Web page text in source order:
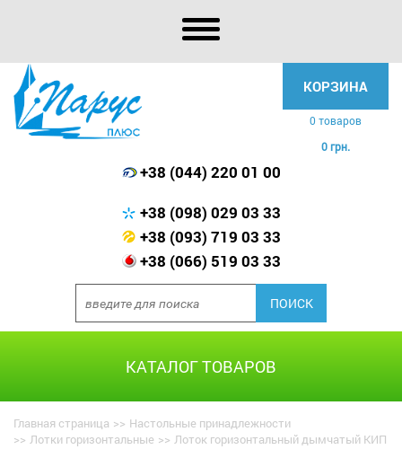
КОРЗИНА
0 товаров
0 грн.
+38 (044) 220 01 00
+38 (098) 029 03 33
+38 (093) 719 03 33
+38 (066) 519 03 33
КАТАЛОГ ТОВАРОВ
Главная страница >> Настольные принадлежности
>> Лотки горизонтальные >> Лоток горизонтальный дымчатый КИП